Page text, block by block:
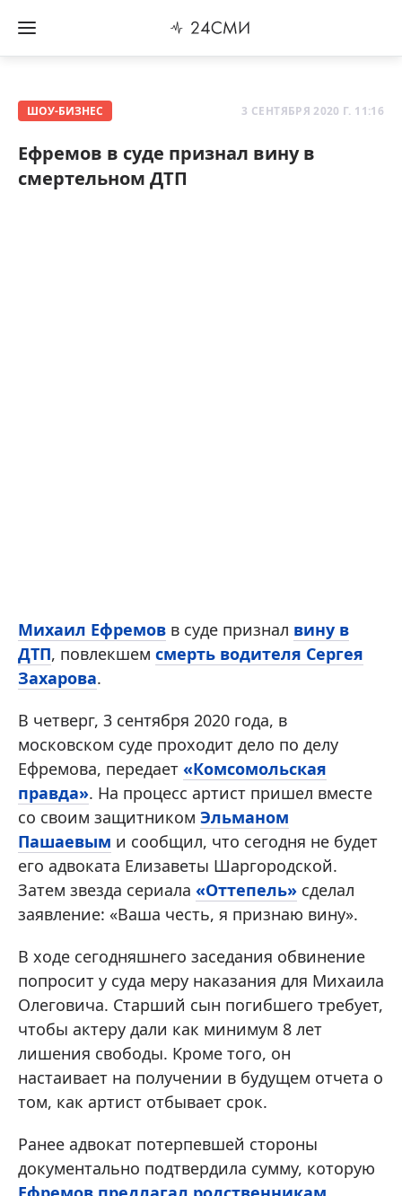
ШОУ-БИЗНЕС 3 СЕНТЯБРЯ 2020 Г. 11:16
Ефремов в суде признал вину в
смертельном ДТП
Михаил Ефремов в суде признал вину в
ДТП, повлекшем смерть водителя Сергея
Захарова.
В четверг, 3 сентября 2020 года, в
московском суде проходит дело по делу
Ефремова, передает «Комсомольская
правда». На процесс артист пришел вместе
со своим защитником Эльманом
Пашаевым и сообщил, что сегодня не будет
его адвоката Елизаветы Шаргородской.
Затем звезда сериала «Оттепель» сделал
заявление: «Ваша честь, я признаю вину».
В ходе сегодняшнего заседания обвинение
попросит у суда меру наказания для Михаила
Олеговича. Старший сын погибшего требует,
чтобы актеру дали как минимум 8 лет
лишения свободы. Кроме того, он
настаивает на получении в будущем отчета о
том, как артист отбывает срок.
Ранее адвокат потерпевшей стороны
документально подтвердила сумму, которую